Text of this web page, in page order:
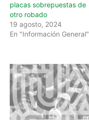
placas sobrepuestas de
otro robado
19 agosto, 2024
En "Información General"